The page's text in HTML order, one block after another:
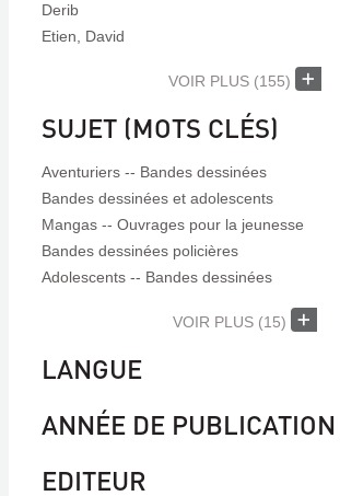
Derib
Etien, David
VOIR PLUS (155)
SUJET (MOTS CLÉS)
Aventuriers -- Bandes dessinées
Bandes dessinées et adolescents
Mangas -- Ouvrages pour la jeunesse
Bandes dessinées policières
Adolescents -- Bandes dessinées
VOIR PLUS (15)
LANGUE
ANNÉE DE PUBLICATION
EDITEUR